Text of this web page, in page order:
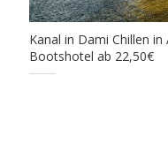
Kanal in Dami Chillen
Bootshotel ab 22,50€